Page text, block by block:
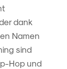
dank
Namen
sind
Hop und